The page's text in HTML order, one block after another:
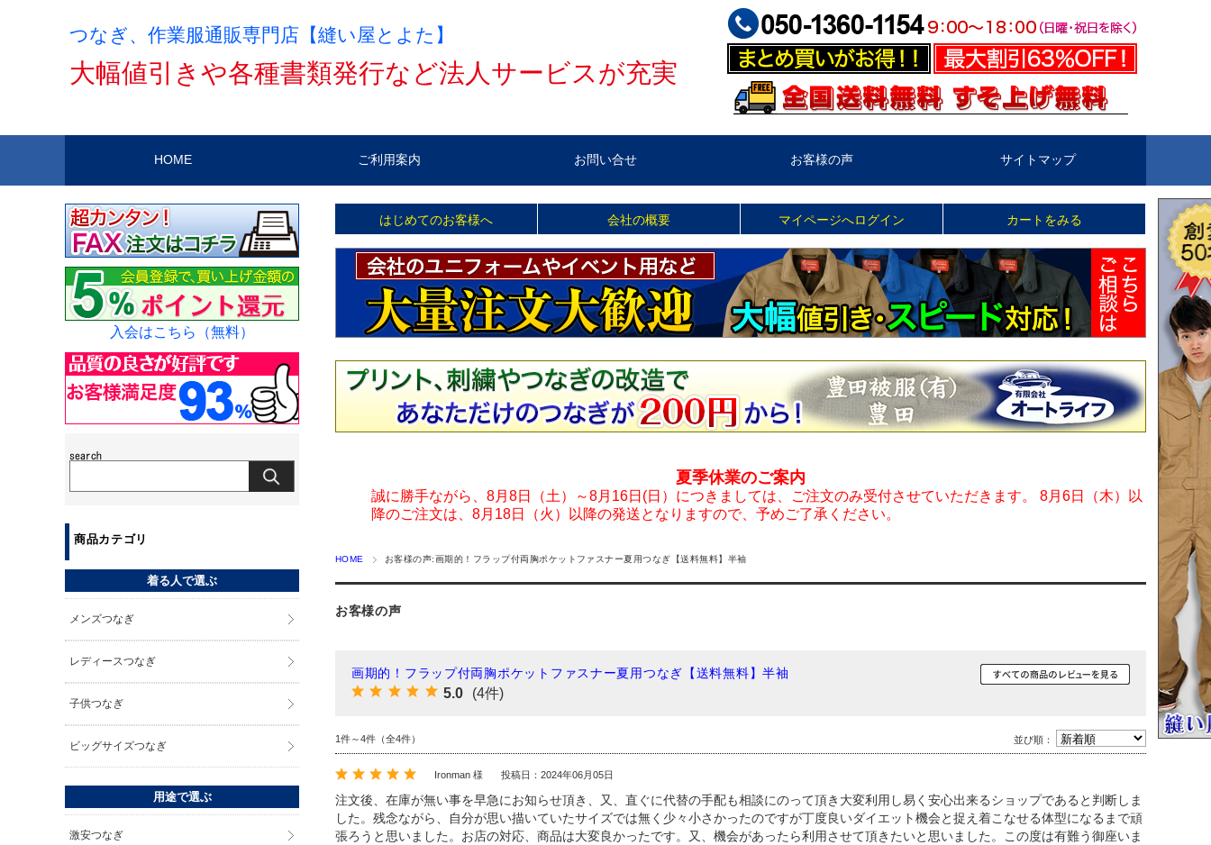
つなぎ、作業服通販専門店【縫い屋とよた】
大幅値引きや各種書類発行など法人サービスが充実
HOME ご利用案内 お問い合せ お客様の声 サイトマップ
はじめてのお客様へ 会社の概要 マイページへログイン カートをみる
夏季休業のご案内
誠に勝手ながら、8月8日（土）～8月16日(日）につきましては、ご注文のみ受付させていただきます。 8月6日（木）以
降のご注文は、8月18日（火）以降の発送となりますので、予めご了承ください。
HOME お客様の声:画期的！フラップ付両胸ポケットファスナー夏用つなぎ【送料無料】半袖
お客様の声
画期的！フラップ付両胸ポケットファスナー夏用つなぎ【送料無料】半袖
5.0 (4件)
1件～4件（全4件） 並び順：
Ironman 様 投稿日：2024年06月05日
注文後、在庫が無い事を早急にお知らせ頂き、又、直ぐに代替の手配も相談にのって頂き大変利用し易く安心出来るショップであると判断しま
した。残念ながら、自分が思い描いていたサイズでは無く少々小さかったのですが丁度良いダイエット機会と捉え着こなせる体型になるまで頑
張ろうと思いました。お店の対応、商品は大変良かったです。又、機会があったら利用させて頂きたいと思いました。この度は有難う御座いま
入会はこちら（無料）
商品カテゴリ
着る人で選ぶ
メンズつなぎ
レディースつなぎ
子供つなぎ
ビッグサイズつなぎ
用途で選ぶ
激安つなぎ